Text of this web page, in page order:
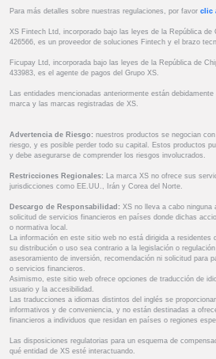
Para más detalles sobre nuestras regulaciones, por favor clic
XS Fintech Ltd, incorporado bajo las leyes de la República de
426566, es un proveedor de soluciones Fintech y el brazo
Ficupay Ltd, incorporada bajo las leyes de la República de
433983, es el agente de pagos del Grupo XS.
Las entidades mencionadas anteriormente están
marca y las marcas registradas de XS.
Advertencia de Riesgo: nuestros productos se negocian
riesgo, y es posible perder todo su capital. Estos productos
y debe asegurarse de comprender los riesgos involucrados.
Restricciones Regionales: La marca XS no ofrece sus
jurisdicciones como EE.UU., Irán y Corea del Norte.
Descargo de Responsabilidad: XS no lleva a cabo ninguna
solicitud de servicios financieros en países donde dichas
o normativa local.
La información en este sitio web no está dirigida a residentes
su distribución o uso sea contrario a la legislación o
asesoramiento de inversión, recomendación ni solicitud para
o servicios financieros.
Asimismo, este sitio web ofrece opciones de traducción de
usuario y la accesibilidad.
Las traducciones a idiomas distintos del inglés se
informativos y de conveniencia, y no están destinadas a
financieros a individuos que residan en países o regiones
Las disposiciones regulatorias para un esquema de
qué entidad de XS esté interactuando.